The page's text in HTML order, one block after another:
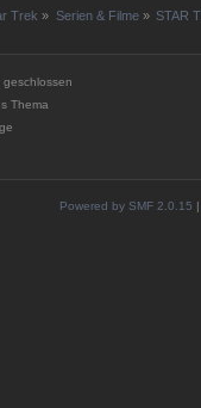
Trek » Serien & Filme» STAR
geschlossen
Thema
Powered by SMF 2.0.15